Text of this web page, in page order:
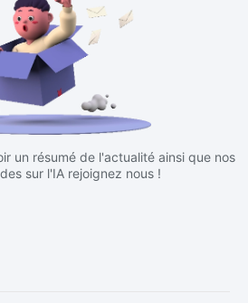
un résumé de l'actualité ainsi que nos
sur l'IA rejoignez nous !